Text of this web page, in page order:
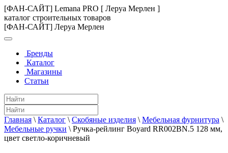
[ФАН-САЙТ] Lemana PRO [ Леруа Мерлен ]
каталог строительных товаров
[ФАН-САЙТ] Леруа Мерлен
Бренды
Каталог
Магазины
Статьи
Главная \ Каталог \ Скобяные изделия \ Мебельная фурнитура \
Мебельные ручки \ Ручка-рейлинг Boyard RR002BN.5 128 мм,
цвет светло-коричневый